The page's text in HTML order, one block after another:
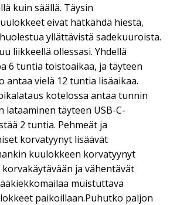
kuin säällä. Täysin
eivät hätkähdä hiestä,
yllättävistä sadekuuroista.
liikkeellä ollessasi. Yhdellä
6 tuntia toistoaikaa, ja täyteen
antaa vielä 12 tuntia lisäaikaa.
kotelossa antaa tunnin
lataaminen täyteen USB-C-
2 tuntia. Pehmeät ja
korvatyynyt lisäävät
kuulokkeen korvatyynyt
ja vähentävät
muistuttava
paikoillaan.Puhutko paljon